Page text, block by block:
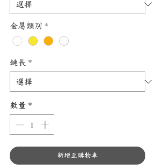
金屬類別 *
鏈長 *
數量 *
新增至購物車